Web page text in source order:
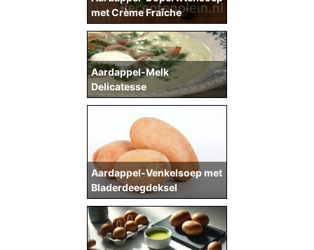
met Crème Fraîche
Aardappel-Melk
Delicatesse
Aardappel-Venkelsoep met
Bladerdeegdeksel